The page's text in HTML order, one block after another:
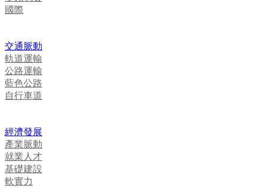
國際
交通脈動
軌道運輸
公路運輸
藍色公路
自行車道
經濟發展
產業脈動
就業人才
基礎建設
軟實力